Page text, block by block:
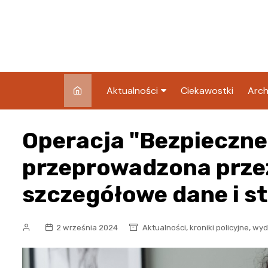
Aktualności
Blog
Ciekawostki
Operacja
przeprowadzona
szczegółowe dane i
2 września 2024 Aktualności, kroniki policyjne,